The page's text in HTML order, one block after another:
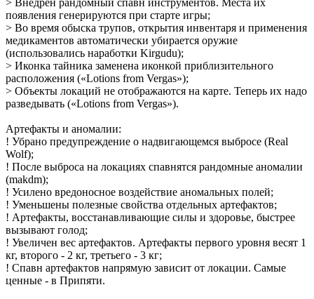
> Внедрён рандомный спавн инструментов. Места их
появления генерируются при старте игры;
> Во время обыска трупов, открытия инвентаря и применения
медикаментов автоматически убирается оружие
(использовались наработки Kirgudu);
> Иконка тайника заменена иконкой приблизительного
расположения («Lotions from Vergas»);
> Объекты локаций не отображаются на карте. Теперь их надо
разведывать («Lotions from Vergas»).
Артефакты и аномалии:
! Убрано предупреждение о надвигающемся выбросе (Real
Wolf);
! После выброса на локациях спавнятся рандомные аномалии
(makdm);
! Усилено вредоносное воздействие аномальных полей;
! Уменьшены полезные свойства отдельных артефактов;
! Артефакты, восстанавливающие силы и здоровье, быстрее
вызывают голод;
! Увеличен вес артефактов. Артефакты первого уровня весят 1
кг, второго - 2 кг, третьего - 3 кг;
! Спавн артефактов напрямую зависит от локации. Самые
ценные - в Припяти.